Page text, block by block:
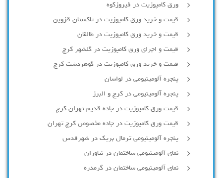
ورق کامپوزیت در فیروزکوه
قیمت و خرید ورق کامپوزیت در تاکستان قزوین
قیمت و خرید ورق کامپوزیت در طالقان
قیمت و اجرای ورق کامپوزیت در گلشهر کرج
قیمت و خرید ورق کامپوزیت در گوهردشت کرج
پنجره آلومینیومی در لواسان
پنجره آلومینیومی در کرج و البرز
قیمت ورق کامپوزیت در جاده قدیم تهران کرج
قیمت ورق کامپوزیت در جاده مخصوص کرج تهران
پنجره آلومینیومی ترمال بریک در شهرقدس
نمای آلومینیومی ساختمان در نیاوران
نمای آلومینیومی ساختمان در گرمدره